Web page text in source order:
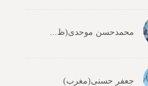
محمدحسن موحدی(ظ...
جعفر حسنی(مغرب)